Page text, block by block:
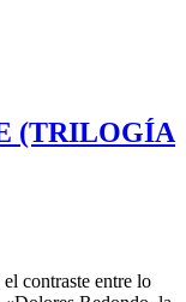
(TRILOGÍA
contraste entre lo